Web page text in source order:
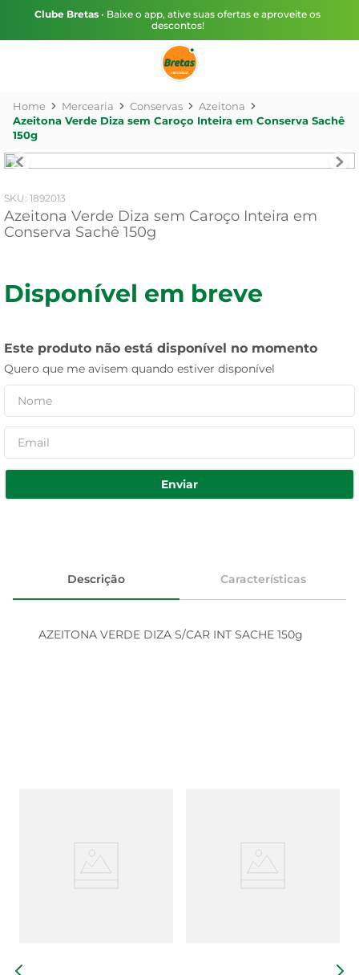
Clube Bretas • Baixe o app, ative suas ofertas e aproveite os
descontos!
Mercearia Conservas
Azeitona
Azeitona Verde Diza sem Caroço Inteira em Conserva Sachê
150g
: 1892013
Azeitona Verde Diza sem Caroço Inteira em
Conserva Sachê 150g
Disponível em breve
Este produto não está disponível no momento
Quero que me avisem quando estiver disponível
Enviar
Descrição Características
AZEITONA VERDE DIZA S/CAR INT SACHE 150g